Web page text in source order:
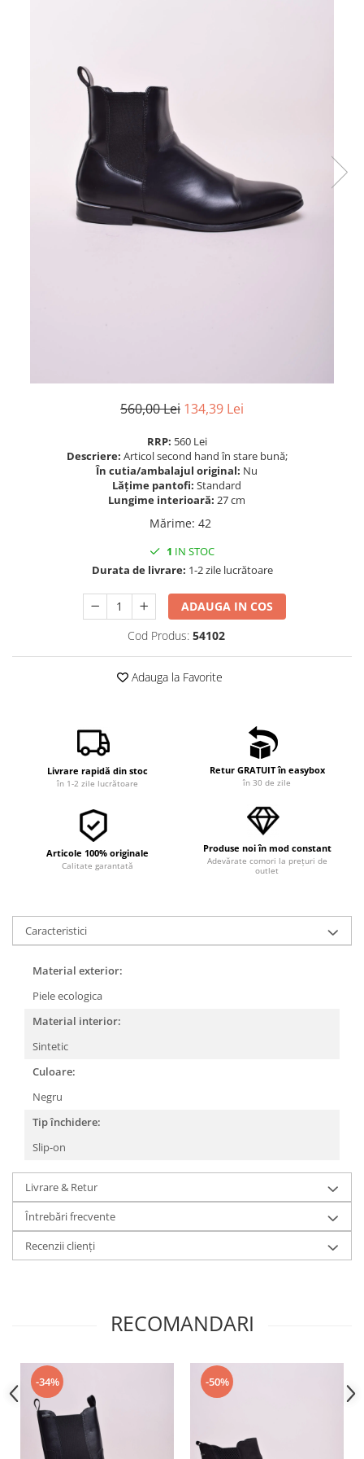
560,00 Lei 134,39 Lei
RRP: 560 Lei
Descriere: Articol second hand în stare bună;
În cutia/ambalajul original: Nu
Lățime pantofi: Standard
Lungime interioară: 27 cm
Mărime: 42
1 IN STOC
Durata de livrare: 1-2 zile lucrătoare
ADAUGA IN COS
Cod Produs: 54102
Adauga la Favorite
Livrare rapidă din stoc
în 1-2 zile lucrătoare
Retur GRATUIT în easybox
în 30 de zile
Articole 100% originale
Calitate garantată
Produse noi în mod constant
Adevărate comori la prețuri de
outlet
Caracteristici
Material exterior:
Piele ecologica
Material interior:
Sintetic
Culoare:
Negru
Tip închidere:
Slip-on
Livrare & Retur
Întrebări frecvente
Recenzii clienți
RECOMANDARI
-34% -50%